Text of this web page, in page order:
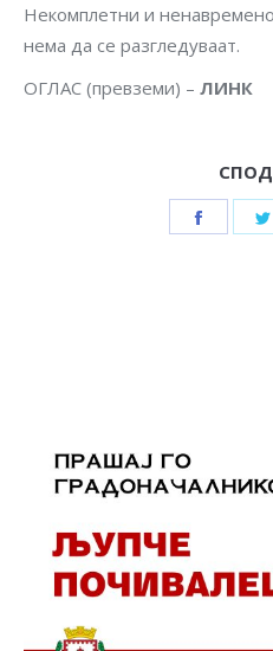
Некомплетни и
нема да се разгледуваат.
ОГЛАС (превземи) – ЛИНК
Share